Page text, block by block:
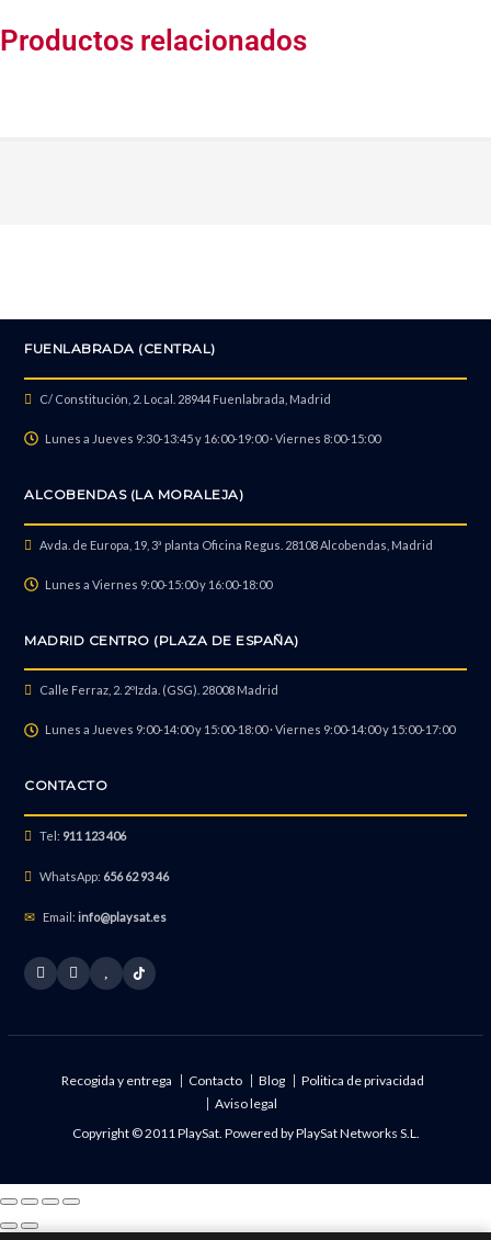
Productos relacionados
FUENLABRADA (CENTRAL)
C/ Constitución, 2. Local. 28944 Fuenlabrada, Madrid
Lunes a Jueves 9:30-13:45 y 16:00-19:00 · Viernes 8:00-15:00
ALCOBENDAS (LA MORALEJA)
Avda. de Europa, 19, 3ª planta Oficina Regus. 28108 Alcobendas, Madrid
Lunes a Viernes 9:00-15:00 y 16:00-18:00
MADRID CENTRO (PLAZA DE ESPAÑA)
Calle Ferraz, 2. 2ºIzda. (GSG). 28008 Madrid
Lunes a Jueves 9:00-14:00 y 15:00-18:00 · Viernes 9:00-14:00 y 15:00-17:00
CONTACTO
Tel: 911 123 406
WhatsApp: 656 62 93 46
Email:info@playsat.es
Recogida y entrega Contacto Blog
Politica de privacidad
Aviso legal
Copyright © 2011 PlaySat. Powered byPlaySat Networks S.L.